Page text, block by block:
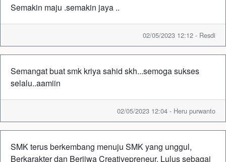
Semakin maju .semakin jaya ..
02/05/2023 12:12 - Resdi
Semangat buat smk kriya sahid skh...semoga sukses
selalu..aamiin
02/05/2023 12:04 - Heru purwanto
SMK terus berkembang menuju SMK yang unggul,
Berkarakter dan Berjiwa Creativepreneur. Lulus sebagai